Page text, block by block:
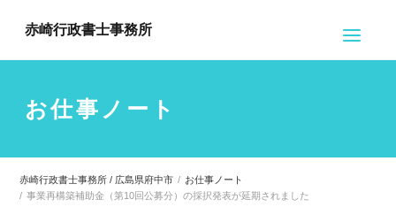
赤崎行政書士事務所
お仕事ノート
赤崎行政書士事務所 / 広島県府中市
お仕事ノート
事業再構築補助金（第10回公募分）の採択発表が延期されました